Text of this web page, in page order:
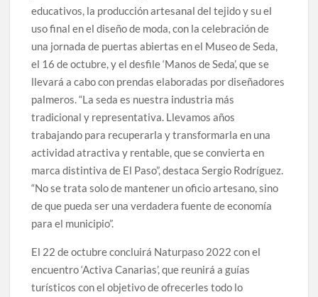
educativos, la producción artesanal del tejido y su el
uso final en el diseño de moda, con la celebración de
una jornada de puertas abiertas en el Museo de Seda,
el 16 de octubre, y el desfile ‘Manos de Seda’, que se
llevará a cabo con prendas elaboradas por diseñadores
palmeros. “La seda es nuestra industria más
tradicional y representativa. Llevamos años
trabajando para recuperarla y transformarla en una
actividad atractiva y rentable, que se convierta en
marca distintiva de El Paso”, destaca Sergio Rodríguez.
“No se trata solo de mantener un oficio artesano, sino
de que pueda ser una verdadera fuente de economía
para el municipio”.
El 22 de octubre concluirá Naturpaso 2022 con el
encuentro ‘Activa Canarias’, que reunirá a guías
turísticos con el objetivo de ofrecerles todo lo